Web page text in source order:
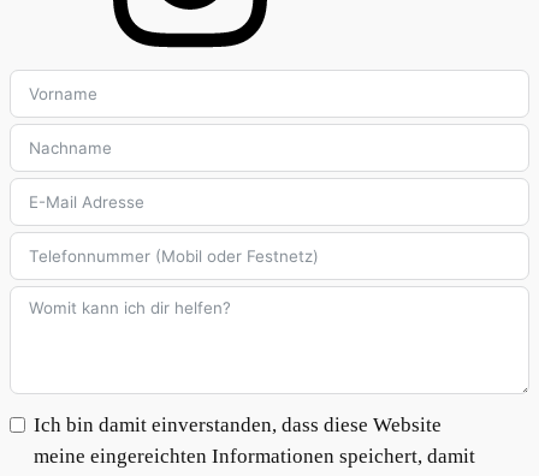
Ich bin damit einverstanden, dass diese Website
meine eingereichten Informationen speichert, damit